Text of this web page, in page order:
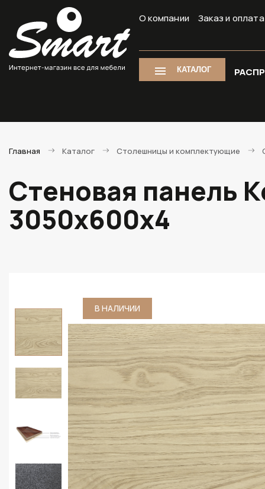
О компании Заказ и оплата
КАТАЛОГ
Главная Каталог Столешницы и комплектующие
Стеновая панель
3050х600х4
В НАЛИЧИИ